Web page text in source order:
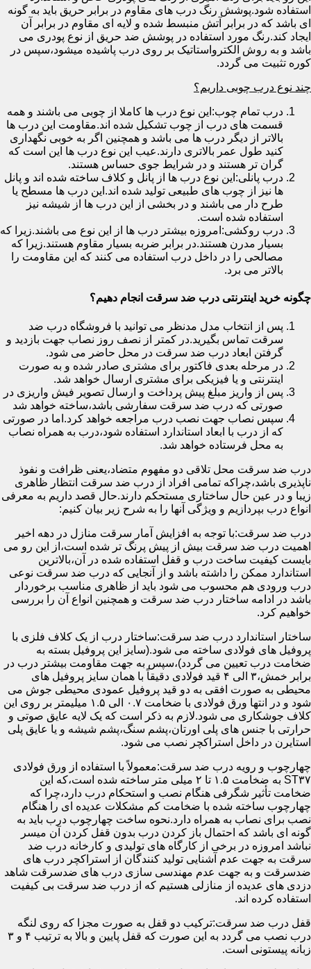
استفاده شود.پوشش رنگ درب های مقاوم در برابر حریق باید به گونه
ای باشد که در برابر آتش منبسط شده و لایه ای مقاوم در برابر آن
ایجاد کند.رنگ مورد استفاده در پوشش ضد حریق از نوع پودری می
باشد و به روش الکترواستاتیک بر روی درب پاشیده میشود،سپس در
کوره تثبیت می گردد.
چند نوع درب چوبی داریم؟
درب تمام چوب:این نوع درب ها کاملا از چوبی می باشند و همه
قسمت های درب از چوب تشکیل شده اند.مقاومت این درب ها
بالاتر از دیگر درب ها می باشد و همچنین اگر به خوبی نگهداری
کنید طول عمر بالاتری دارند.عیب این نوع درب ها این است که
گران تر هستند و در شرایط جوی حساس هستند.
درب پانلی:این نوع درب ها از پانل و کلاف ساخته شده اند و پانل
ها نیز از چوب های طبیعی تولید شده اند.این درب ها مسطح یا
طرح دار می باشند و در بخشی از این درب ها از شیشه نیز
استفاده شده است.
درب روکشی:امروزه بیشتر درب ها از این نوع می باشند.زیرا که
بسیار مدرن هستند.در برابر ضربه بسیار مقاوم هستند.زیرا که
مصالحی را در داخل درب استفاده می کنند که این مقاومت را
بالاتر می برد.
چگونه خرید اینترنتی درب ضد سرقت انجام دهیم؟
پس از انتخاب مدل مدنظر می توانید با فروشگاه درب ضد
سرقت تماس بگیرید.در کمتر از نصف روز نصاب جهت بازدید و
گرفتن ابعاد درب ضد سرقت در محل حاضر می شود.
در مرحله بعدی فاکتور برای مشتری صادر شده و به صورت
اینترنتی و یا فیزیکی برای مشتری ارسال خواهد شد.
پس از واریز مبلغ پیش پرداخت و ارسال تصویر فیش واریزی در
صورتی که درب ضد سرقت سفارشی باشد،ساخته خواهد شد
سپس نصاب جهت نصب درب مراجعه خواهد کرد.اما در صورتی
که از درب با ابعاد استاندارد استفاده شود،درب به همراه نصاب
به محل فرستاده خواهد شد.
درب ضد سرقت محل تلاقی دو مفهوم متضاد،یعنی ظرافت و نفوذ
ناپذیری باشد،چراکه تمامی افراد از درب ضد سرقت انتظار ظاهری
زیبا و در عین حال ساختاری مستحکم دارند.حال قصد داریم به معرفی
انواع درب بپردازیم و ویژگی آنها را به شرح زیر بیان کنیم:
درب ضد سرقت:با توجه به افزایش آمار سرقت منازل در دهه اخیر
اهمیت درب ضد سرقت بیش از پیش پرنگ تر شده است،از این رو می
بایست کیفیت ساخت درب و قفل استفاده شده در آن،بالاترین
استاندارد ممکن را داشته باشد و از آنجایی که درب ضد سرقت نوعی
درب ورودی هم محسوب می شود باید از ظاهری مناسب برخوردار
باشد در ادامه ساختار درب ضد سرقت و همچنین انواع آن را بررسی
خواهیم کرد.
ساختار استاندارد درب ضد سرقت:ساختار درب از یک کلاف فلزی با
پروفیل های فولادی ساخته می شود.(سایز این پروفیل بسته به
ضخامت درب تعیین می گردد)،سپس به جهت مقاومت بیشتر درب در
برابر خمش،۳ الی ۴ قید فولادی دقیقاً با همان سایز پروفیل های
محیطی به صورت افقی به دو قید پروفیل عمودی محیطی جوش می
شود و در انتها ورق فولادی با ضخامت ۰.۷ الی ۱.۵ میلیمتر بر روی این
کلاف جوشکاری می شود.لازم به ذکر است که یک لایه عایق صوتی و
حرارتی با جنس های پلی اورتان،پشم سنگ،پشم شیشه و یا عایق پلی
استایرن در داخل استراکچر نصب می شود.
چهارچوب و رویه درب ضد سرقت:معمولاً با استفاده از ورق فولادی
ST۳۷ به ضخامت ۱.۵ تا ۲ میلی متر ساخته شده است،که این
ضخامت تأثیر شگرفی هنگام نصب و استحکام درب دارد،چرا که
چهارچوب ساخته شده با ضخامت کم مشکلات عدیده ای را هنگام
نصب برای نصاب به همراه دارد.نحوه ساخت چهارچوب درب باید به
گونه ای باشد که احتمال باز کردن درب بدون قفل کردن آن میسر
نباشد امروزه در برخی از کارگاه های تولیدی و کارخانه درب ضد
سرقت به جهت عدم آشنایی تولید کنندگان از استراکچر درب های
ضدسرقت و به جهت عدم مهندسی سازی درب های ضدسرقت شاهد
دزدی های عدیده از منازلی هستیم که از درب ضد سرقت بی کیفیت
استفاده کرده اند.
قفل درب ضد سرقت:ترکیب دو قفل به صورت مجزا که روی لنگه
درب نصب می گردد به این صورت که قفل پایین و بالا به ترتیب ۴ و ۳
زبانه پیستونی است.